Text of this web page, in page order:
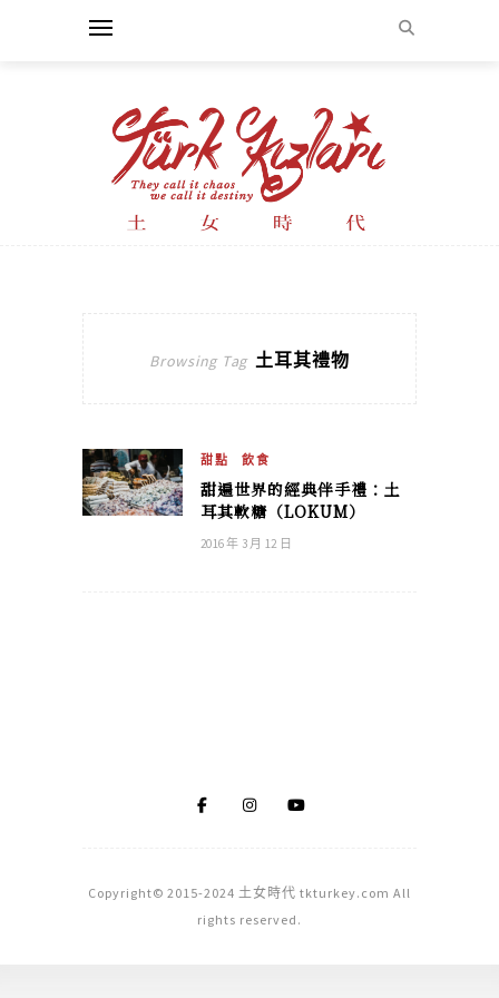
Browsing Tag 土耳其禮物
甜點 飲食
甜遍世界的經典伴手禮：土
耳其軟糖（LOKUM）
2016 年 3 月 12 日
Copyright© 2015-2024 土女時代 tkturkey.com All
rights reserved.